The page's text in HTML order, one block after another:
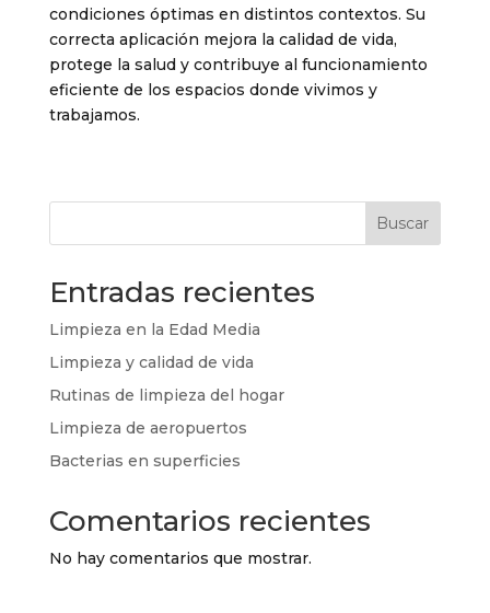
condiciones óptimas en distintos contextos. Su
correcta aplicación mejora la calidad de vida,
protege la salud y contribuye al funcionamiento
eficiente de los espacios donde vivimos y
trabajamos.
Buscar
Entradas recientes
Limpieza en la Edad Media
Limpieza y calidad de vida
Rutinas de limpieza del hogar
Limpieza de aeropuertos
Bacterias en superficies
Comentarios recientes
No hay comentarios que mostrar.